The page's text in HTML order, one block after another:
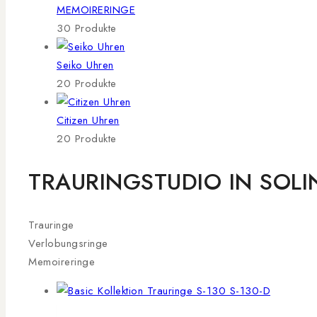
MEMOIRERINGE
30 Produkte
Seiko Uhren
20 Produkte
Citizen Uhren
20 Produkte
TRAURINGSTUDIO IN
Trauringe
Verlobungsringe
Memoireringe